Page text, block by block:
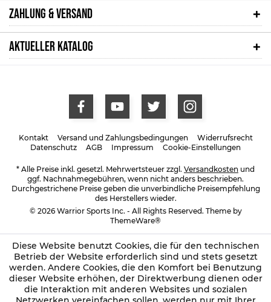
ZAHLUNG & VERSAND
AKTUELLER KATALOG
Kontakt Versand und Zahlungsbedingungen
Widerrufsrecht
Datenschutz
AGB Impressum Cookie-Einstellungen
* Alle Preise inkl. gesetzl. Mehrwertsteuer zzgl. Versandkosten und
ggf. Nachnahmegebühren, wenn nicht anders beschrieben.
Durchgestrichene Preise geben die unverbindliche Preisempfehlung
des Herstellers wieder.
© 2026 Warrior Sports Inc. - All Rights Reserved. Theme by
ThemeWare®
Diese Website benutzt Cookies, die für den technischen
Betrieb der Website erforderlich sind und stets gesetzt
werden. Andere Cookies, die den Komfort bei Benutzung
dieser Website erhöhen, der Direktwerbung dienen oder
die Interaktion mit anderen Websites und sozialen